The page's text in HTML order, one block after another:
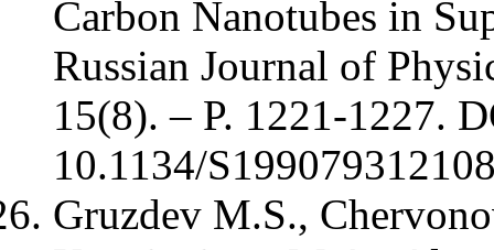
Carbon Nanotubes in
Russian Journal of
15(8). – P. 1221-1227.
10.1134/
Gruzdev M.S.,